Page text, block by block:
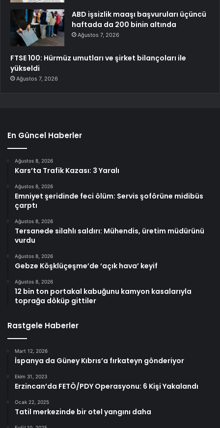
ABD işsizlik maaşı başvuruları üçüncü
haftada da 200 binin altında
Ağustos 7, 2026
FTSE 100: Hürmüz umutları ve şirket bilançoları ile
yükseldi
Ağustos 7, 2026
En Güncel Haberler
Ağustos 8, 2026
Kars’ta Trafik Kazası: 3 Yaralı
Ağustos 8, 2026
Emniyet şeridinde feci ölüm: Servis şoförüne midibüs
çarptı
Ağustos 8, 2026
Tersanede silahlı saldırı: Mühendis, üretim müdürünü
vurdu
Ağustos 8, 2026
Gebze Köşklüçeşme’de ‘açık hava’ keyif
Ağustos 8, 2026
12 bin ton portakal kabuğunu kamyon kasalarıyla
toprağa döküp gittiler
Rastgele Haberler
Mart 12, 2026
İspanya da Güney Kıbrıs’a fırkateyn gönderiyor
Ekim 31, 2023
Erzincan’da FETÖ/PDY Operasyonu: 6 Kişi Yakalandı
Ocak 22, 2025
Tatil merkezinde bir otel yangını daha